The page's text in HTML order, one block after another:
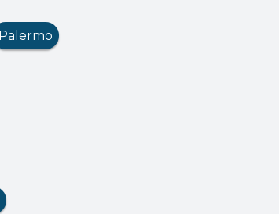
Palermo